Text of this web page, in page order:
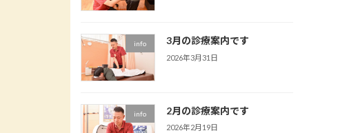
info 3月の診療案内です
2026年3月31日
info 2月の診療案内です
2026年2月19日